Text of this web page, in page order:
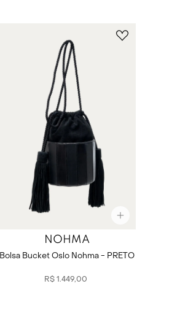
NOHMA
Bolsa Bucket Oslo Nohma - PRETO
R$ 1.449,00